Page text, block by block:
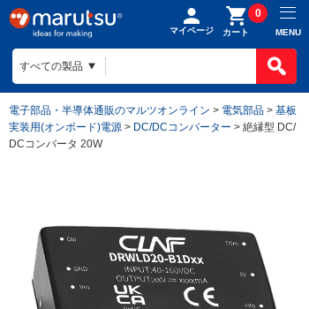
マイページ カート
0
MENU
電子部品・半導体通販のマルツオンライン > 電気部品 > 基板
実装用(オンボード)電源 > DC/DCコンバーター > 絶縁型 DC/
DCコンバータ 20W